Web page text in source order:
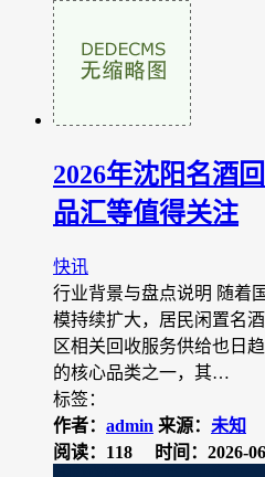
2026年沈阳名酒
品汇等值得关注
快讯
行业背景与盘点说明 随着
模持续扩大，居民闲置名
区相关回收服务供给也日
的核心品类之一，其…
标签：
作者： admin 来源： 未知
阅读：118
时间：2026-